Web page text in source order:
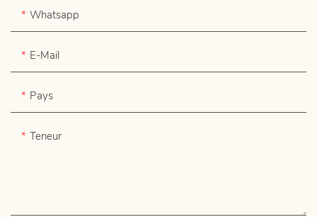
Whatsapp
E-Mail
Pays
Teneur